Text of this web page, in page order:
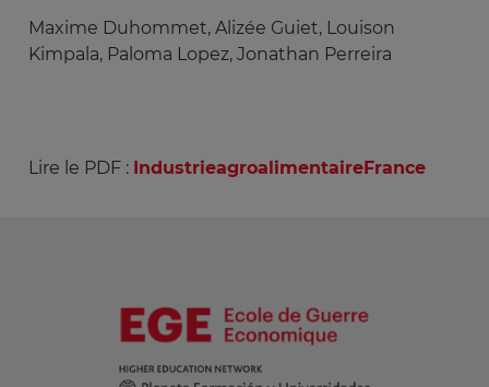
Maxime Duhommet, Alizée Guiet, Louison
Kimpala, Paloma Lopez, Jonathan Perreira
Lire le PDF : IndustrieagroalimentaireFrance